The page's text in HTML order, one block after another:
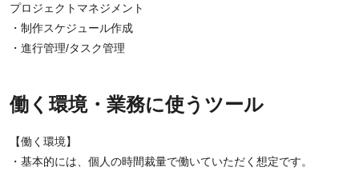
プロジェクトマネジメント
・制作スケジュール作成
・進行管理/タスク管理
働く環境・業務に使うツール
【働く環境】
・基本的には、個人の時間裁量で働いていただく想定です。